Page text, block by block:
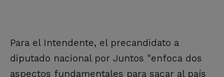
Para el Intendente, el precandidato a
diputado nacional por Juntos "enfoca dos
aspectos fundamentales para sacar al país